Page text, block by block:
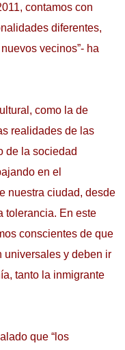
contamos con
diferentes,
vecinos”- ha
como la de
realidades de las
de la sociedad
en el
nuestra ciudad, desde
tolerancia. En este
conscientes de que
universales y deben ir
tanto la inmigrante
que “los